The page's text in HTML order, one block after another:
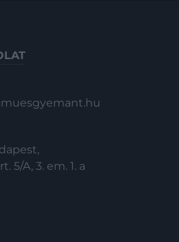
5/A, 3. em. 1. a